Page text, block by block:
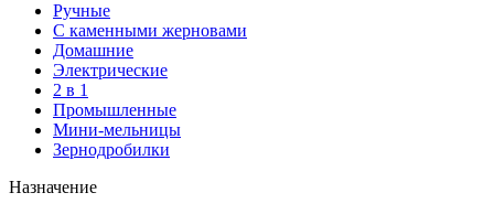
Ручные
С каменными жерновами
Домашние
Электрические
2 в 1
Промышленные
Мини-мельницы
Зернодробилки
Назначение